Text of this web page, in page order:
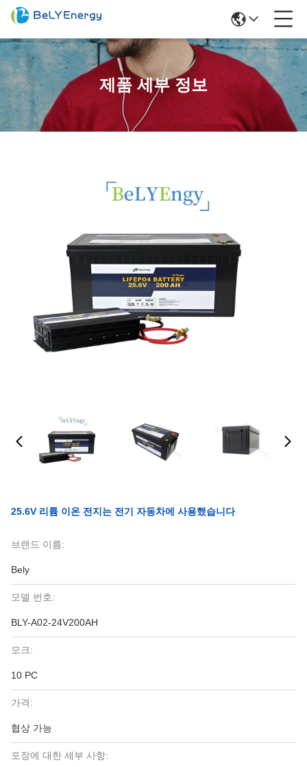
제품 세부 정보
25.6V 리튬 이온 전지는 전기 자동차에 사용했습니다
브랜드 이름:
Bely
모델 번호:
BLY-A02-24V200AH
모크:
10 PC
가격:
협상 가능
포장에 대한 세부 사항: